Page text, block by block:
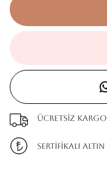
Ücretsiz kargo
SERTİFİKALI